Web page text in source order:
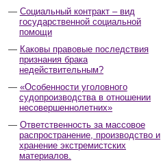
Социальный контракт – вид
государственной социальной
помощи
Каковы правовые последствия
признания брака
недействительным?
«Особенности уголовного
судопроизводства в отношении
несовершеннолетних»
Ответственность за массовое
распространение, производство и
хранение экстремистских
материалов.